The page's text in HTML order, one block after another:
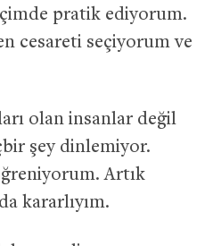
pratik ediyorum.
cesareti seçiyorum ve
olan insanlar değil
şey dinlemiyor.
Artık
kararlıyım.